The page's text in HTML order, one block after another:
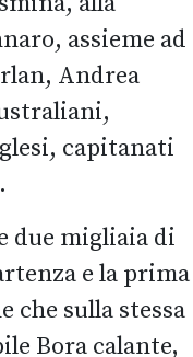
assieme ad
Andrea
capitanati
due migliaia di
e la prima
che sulla stessa
Bora calante,